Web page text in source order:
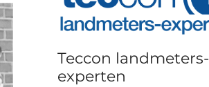
Teccon landmeters-
experten